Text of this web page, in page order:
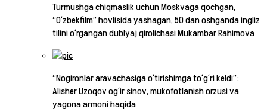
Turmushga chiqmaslik uchun Moskvaga qochgan,
“O‘zbekfilm” hovlisida yashagan, 50 dan oshganda ingliz
tilini o‘rgangan dublyaj qirolichasi Mukambar Rahimova
“Nogironlar aravachasiga o‘tirishimga to‘g‘ri keldi”:
Alisher Uzoqov og‘ir sinov, mukofotlanish orzusi va
yagona armoni haqida